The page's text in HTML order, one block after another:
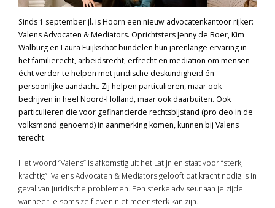
Sinds 1 september jl. is Hoorn een nieuw advocatenkantoor rijker:
Valens Advocaten & Mediators. Oprichtsters Jenny de Boer, Kim
Walburg en Laura Fuijkschot bundelen hun jarenlange ervaring in
het familierecht, arbeidsrecht, erfrecht en mediation om mensen
écht verder te helpen met juridische deskundigheid én
persoonlijke aandacht. Zij helpen particulieren, maar ook
bedrijven in heel Noord-Holland, maar ook daarbuiten. Ook
particulieren die voor gefinancierde rechtsbijstand (pro deo in de
volksmond genoemd) in aanmerking komen, kunnen bij Valens
terecht.
Het woord “Valens” is afkomstig uit het Latijn en staat voor “sterk,
krachtig”. Valens Advocaten & Mediators gelooft dat kracht nodig is in
geval van juridische problemen. Een sterke adviseur aan je zijde
wanneer je soms zelf even niet meer sterk kan zijn.